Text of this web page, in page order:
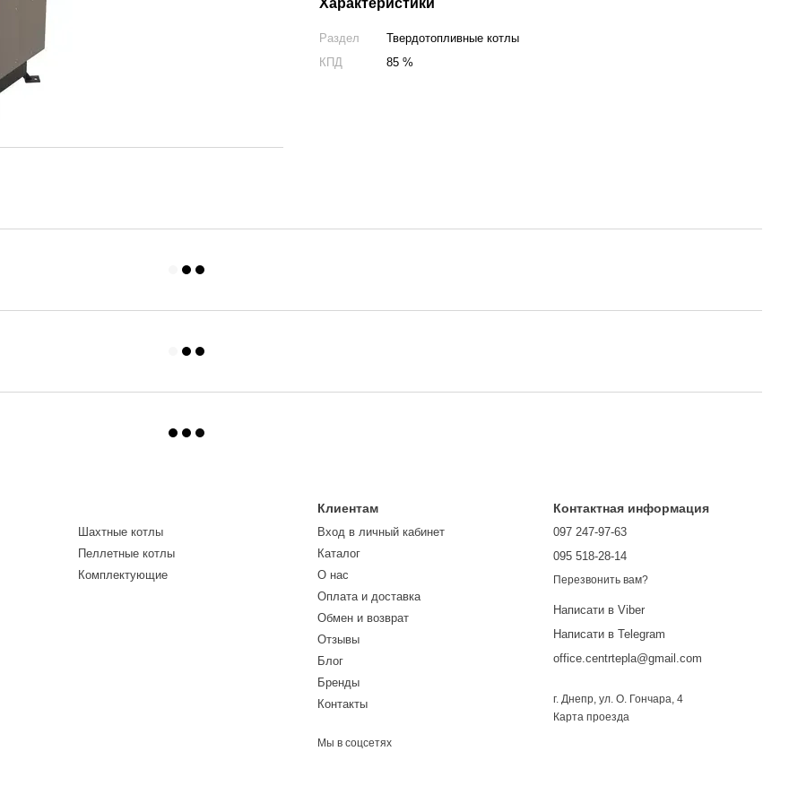
Характеристики
Раздел
Твердотопливные котлы
КПД
85 %
Шахтные котлы
Пеллетные котлы
Комплектующие
Клиентам
Вход в личный кабинет
Каталог
О нас
Оплата и доставка
Обмен и возврат
Отзывы
Блог
Бренды
Контакты
Мы в соцсетях
Контактная информация
097 247-97-63
095 518-28-14
Перезвонить вам?
Написати в Viber
Написати в Telegram
office.centrtepla@gmail.com
г. Днепр, ул. О. Гончара, 4
Карта проезда